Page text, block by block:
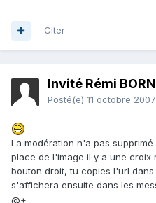
Citer
Invité Rémi
Posté(e) 11 octobre 2007
La modération n'a pas
place de l'image il y a une croix
bouton droit, tu copies l'url
s'affichera ensuite dans les
@+